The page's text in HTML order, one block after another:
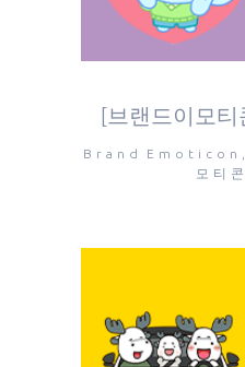
[브랜드이모티
Brand Emoticon,
모티